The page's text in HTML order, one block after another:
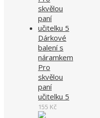
Dárkové
balení s
náramkem
Pro
skvělou
paní
učitelku 5
155 Kč